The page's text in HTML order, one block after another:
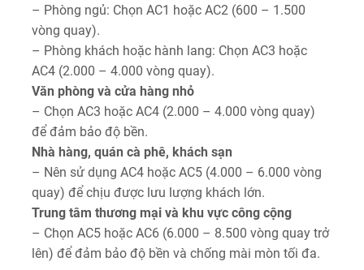
– Phòng ngủ: Chọn AC1 hoặc AC2 (600 – 1.500
vòng quay).
– Phòng khách hoặc hành lang: Chọn AC3 hoặc
AC4 (2.000 – 4.000 vòng quay).
Văn phòng và cửa hàng nhỏ
– Chọn AC3 hoặc AC4 (2.000 – 4.000 vòng quay)
để đảm bảo độ bền.
Nhà hàng, quán cà phê, khách sạn
– Nên sử dụng AC4 hoặc AC5 (4.000 – 6.000 vòng
quay) để chịu được lưu lượng khách lớn.
Trung tâm thương mại và khu vực công cộng
– Chọn AC5 hoặc AC6 (6.000 – 8.500 vòng quay trở
lên) để đảm bảo độ bền và chống mài mòn tối đa.